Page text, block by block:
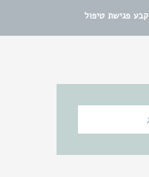
קבע פגישת טיפול